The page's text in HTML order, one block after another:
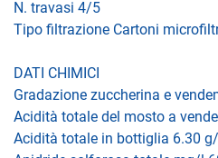
N. travasi 4/5
Tipo filtrazione Cartoni
DATI CHIMICI
Gradazione zuccherina e
Acidità totale del mosto a
Acidità totale in bottiglia 6.30